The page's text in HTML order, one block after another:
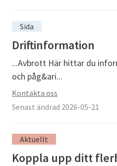
Sida
Driftinformation
...Avbrott Här hittar du
och påg&ari...
Kontakta oss
Senast ändrad 2026-05-21
Aktuellt
Koppla upp ditt